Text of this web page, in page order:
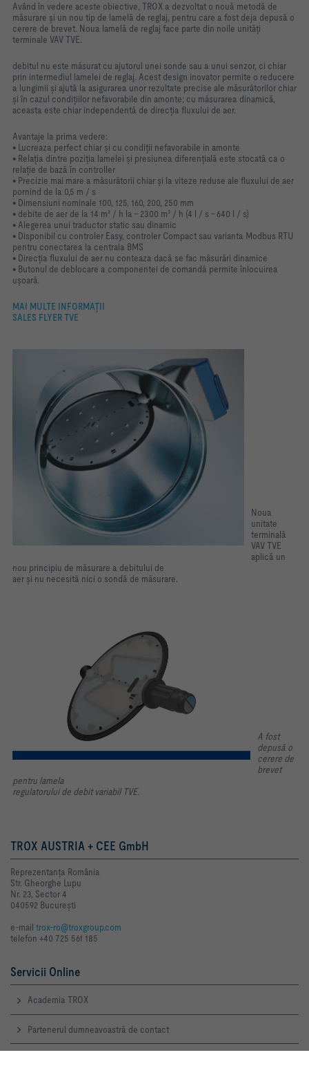
Având în vedere aceste obiective, TROX a dezvoltat o nouă metodă de
măsurare și un nou tip de lamelă de reglaj, pentru care a fost deja depusă o
cerere de brevet. Noua lamelă de reglaj face parte din noile unități
terminale VAV TVE.
debitul nu este măsurat cu ajutorul unei sonde sau a unui senzor, ci chiar
prin intermediul lamelei de reglaj. Acest design inovator permite o reducere
a lungimii și ajută la asigurarea unor rezultate precise ale măsurătorilor chiar
și în cazul condițiilor nefavorabile din amonte; cu măsurarea dinamică,
aceasta este chiar independentă de direcția fluxului de aer.
Avantaje la prima vedere:
• Lucreaza perfect chiar și cu condiții nefavorabile in amonte
• Relația dintre poziția lamelei și presiunea diferențială este stocată ca o
relație de bază în controller
• Precizie mai mare a măsurătorii chiar și la viteze reduse ale fluxului de aer
pornind de la 0,5 m / s
• Dimensiuni nominale 100, 125, 160, 200, 250 mm
• debite de aer de la 14 m³ / h la - 2300 m³ / h (4 l / s - 640 l / s)
• Alegerea unui traductor static sau dinamic
• Disponibil cu controler Easy, controler Compact sau varianta Modbus RTU
pentru conectarea la centrala BMS
• Direcția fluxului de aer nu conteaza dacă se fac măsurări dinamice
• Butonul de deblocare a componentei de comandă permite înlocuirea
ușoară.
MAI MULTE INFORMAȚII
SALES FLYER TVE
Noua
unitate
terminală
VAV TVE
aplică un
nou principiu de măsurare a debitului de
aer și nu necesită nici o sondă de măsurare.
A fost
depusă o
cerere de
brevet
pentru lamela
regulatorului de debit variabil TVE.
TROX AUSTRIA + CEE GmbH
Reprezentanţa România
Str. Gheorghe Lupu
Nr. 23, Sector 4
040592 Bucureşti
e-mail trox-ro@troxgroup.com
telefon +40 725 561 185
Servicii Online
Academia TROX
Partenerul dumneavoastră de contact